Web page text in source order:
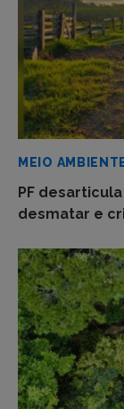
MEIO
PF
desmatar e